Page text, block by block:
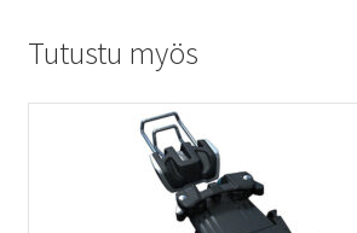
Tutustu myös